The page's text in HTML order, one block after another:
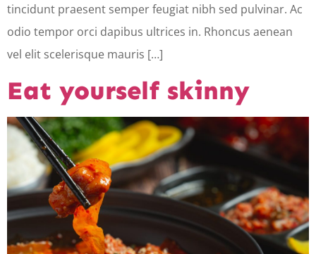
tincidunt praesent semper feugiat nibh sed pulvinar. Ac
odio tempor orci dapibus ultrices in. Rhoncus aenean
vel elit scelerisque mauris […]
Eat yourself skinny